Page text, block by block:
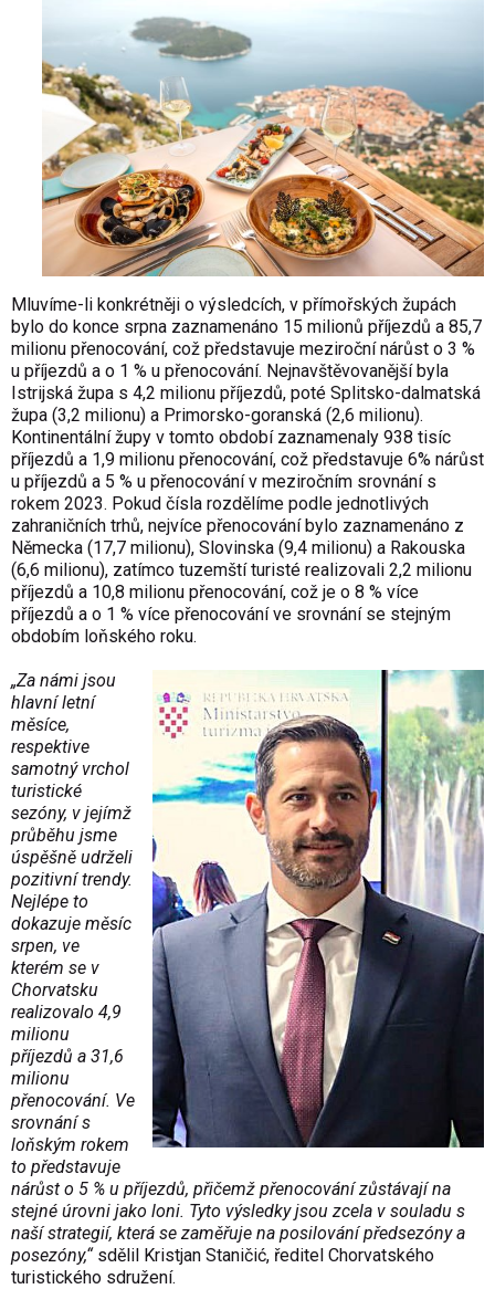
Mluvíme-li konkrétněji o výsledcích, v přímořských župách
bylo do konce srpna zaznamenáno 15 milionů příjezdů a 85,7
milionu přenocování, což představuje meziroční nárůst o 3 %
u příjezdů a o 1 % u přenocování. Nejnavštěvovanější byla
Istrijská župa s 4,2 milionu příjezdů, poté Splitsko-dalmatská
župa (3,2 milionu) a Primorsko-goranská (2,6 milionu).
Kontinentální župy v tomto období zaznamenaly 938 tisíc
příjezdů a 1,9 milionu přenocování, což představuje 6% nárůst
u příjezdů a 5 % u přenocování v meziročním srovnání s
rokem 2023. Pokud čísla rozdělíme podle jednotlivých
zahraničních trhů, nejvíce přenocování bylo zaznamenáno z
Německa (17,7 milionu), Slovinska (9,4 milionu) a Rakouska
(6,6 milionu), zatímco tuzemští turisté realizovali 2,2 milionu
příjezdů a 10,8 milionu přenocování, což je o 8 % více
příjezdů a o 1 % více přenocování ve srovnání se stejným
obdobím loňského roku.
„Za námi jsou
hlavní letní
měsíce,
respektive
samotný vrchol
turistické
sezóny, v jejímž
průběhu jsme
úspěšně udrželi
pozitivní trendy.
Nejlépe to
dokazuje měsíc
srpen, ve
kterém se v
Chorvatsku
realizovalo 4,9
milionu
příjezdů a 31,6
milionu
přenocování. Ve
srovnání s
loňským rokem
to představuje
nárůst o 5 % u příjezdů, přičemž přenocování zůstávají na
stejné úrovni jako loni. Tyto výsledky jsou zcela v souladu s
naší strategií, která se zaměřuje na posilování předsezóny a
posezóny,“ sdělil Kristjan Staničić, ředitel Chorvatského
turistického sdružení.